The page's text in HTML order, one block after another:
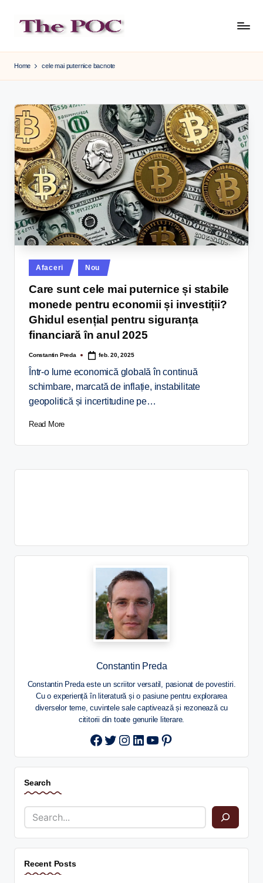
content
Home cele mai puternice bacnote
Afaceri Nou
Care sunt cele mai puternice și stabile
monede pentru economii și investiții?
Ghidul esențial pentru siguranța
financiară în anul 2025
Constantin Preda feb. 20, 2025
Într-o lume economică globală în continuă
schimbare, marcată de inflație, instabilitate
geopolitică și incertitudine pe…
Read More
Constantin Preda
Constantin Preda este un scriitor versatil, pasionat de povestiri.
Cu o experiență în literatură și o pasiune pentru explorarea
diverselor teme, cuvintele sale captivează și rezonează cu
cititorii din toate genurile literare.
Twitter
Instagram
LinkedIn
YouTube
Pinterest
Search
Recent Posts